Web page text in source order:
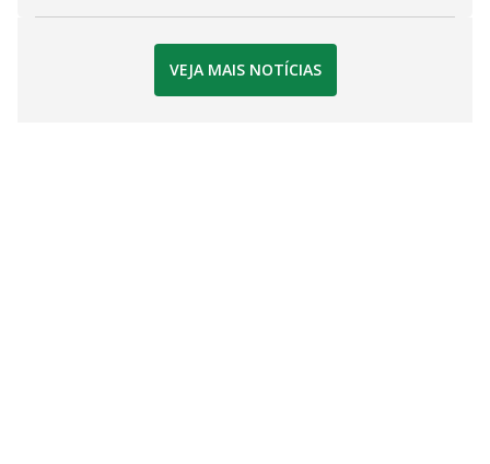
VEJA MAIS NOTÍCIAS